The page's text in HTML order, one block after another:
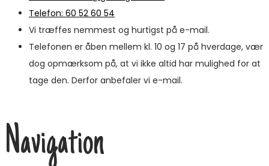
Telefon: 60 52 60 54
Vi træffes nemmest og hurtigst på e-mail.
Telefonen er åben mellem kl. 10 og 17 på hverdage, vær
dog opmærksom på, at vi ikke altid har mulighed for at
tage den. Derfor anbefaler vi e-mail.
Navigation